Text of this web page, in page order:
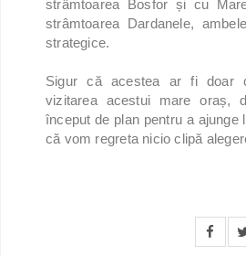
strâmtoarea Bosfor și cu
strâmtoarea Dardanele,
strategice.
Sigur că acestea ar fi doar
vizitarea acestui mare oraș,
început de plan pentru a ajunge
că vom regreta nicio clipă